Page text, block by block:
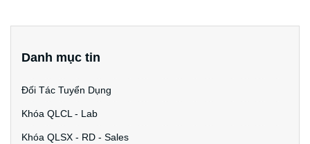
Danh mục tin
Đối Tác Tuyển Dụng
Khóa QLCL - Lab
Khóa QLSX - RD - Sales